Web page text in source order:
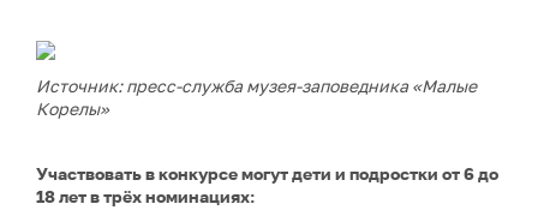
Источник: пресс-служба музея-заповедника «Малые
Корелы»
Участвовать в конкурсе могут дети и подростки от 6 до
18 лет в трёх номинациях: